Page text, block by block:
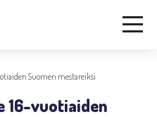
Suomen mestareiksi
16-vuotiaiden